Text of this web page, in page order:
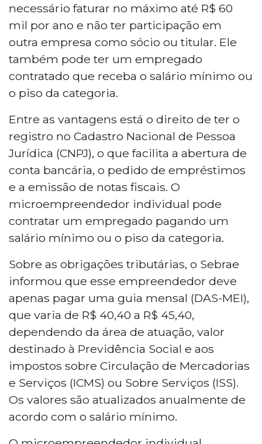
necessário faturar no máximo até R$ 60
mil por ano e não ter participação em
outra empresa como sócio ou titular. Ele
também pode ter um empregado
contratado que receba o salário mínimo ou
o piso da categoria.
Entre as vantagens está o direito de ter o
registro no Cadastro Nacional de Pessoa
Jurídica (CNPJ), o que facilita a abertura de
conta bancária, o pedido de empréstimos
e a emissão de notas fiscais. O
microempreendedor individual pode
contratar um empregado pagando um
salário mínimo ou o piso da categoria.
Sobre as obrigações tributárias, o Sebrae
informou que esse empreendedor deve
apenas pagar uma guia mensal (DAS-MEI),
que varia de R$ 40,40 a R$ 45,40,
dependendo da área de atuação, valor
destinado à Previdência Social e aos
impostos sobre Circulação de Mercadorias
e Serviços (ICMS) ou Sobre Serviços (ISS).
Os valores são atualizados anualmente de
acordo com o salário mínimo.